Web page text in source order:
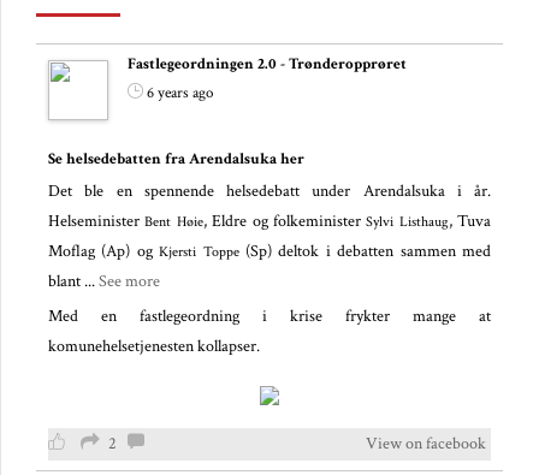
Fastlegeordningen 2.0 - Trønderopprøret
6 years ago
Se helsedebatten fra Arendalsuka her
Det ble en spennende helsedebatt under Arendalsuka i år.
HelseministerBent Høie, Eldre og folkeministerSylvi Listhaug, Tuva
Moflag (Ap) ogKjersti Toppe(Sp) deltok i debatten sammen med
blant...See more
Med en fastlegeordning i krise frykter mange at
komunehelsetjenesten kollapser.
2 View on facebook